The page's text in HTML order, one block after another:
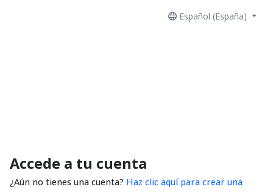
Español (España)
Accede a tu cuenta
¿Aún no tienes una cuenta? Haz clic aquí para crear una